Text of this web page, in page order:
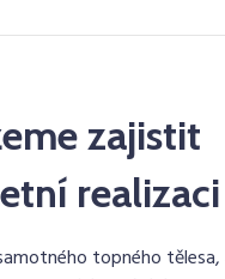
zajistit
realizaci
topného tělesa,